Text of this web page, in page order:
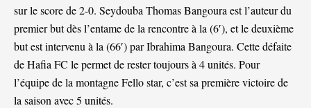
sur le score de 2-0. Seydouba Thomas Bangoura est l’auteur du
premier but dès l’entame de la rencontre à la (6′), et le deuxième
but est intervenu à la (66′) par Ibrahima Bangoura. Cette défaite
de Hafia FC le permet de rester toujours à 4 unités. Pour
l’équipe de la montagne Fello star, c’est sa première victoire de
la saison avec 5 unités.